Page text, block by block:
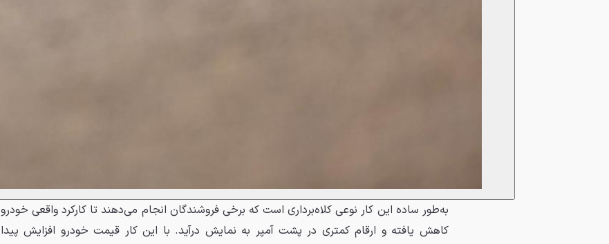
به‌طور ساده این کار نوعی کلاه‌برداری است که برخی فروشندگان انجام می‌دهند تا کارکرد واقعی خودرو
کاهش یافته و ارقام کمتری در پشت آمپر به نمایش درآید. با این کار قیمت خودرو افزایش پیدا